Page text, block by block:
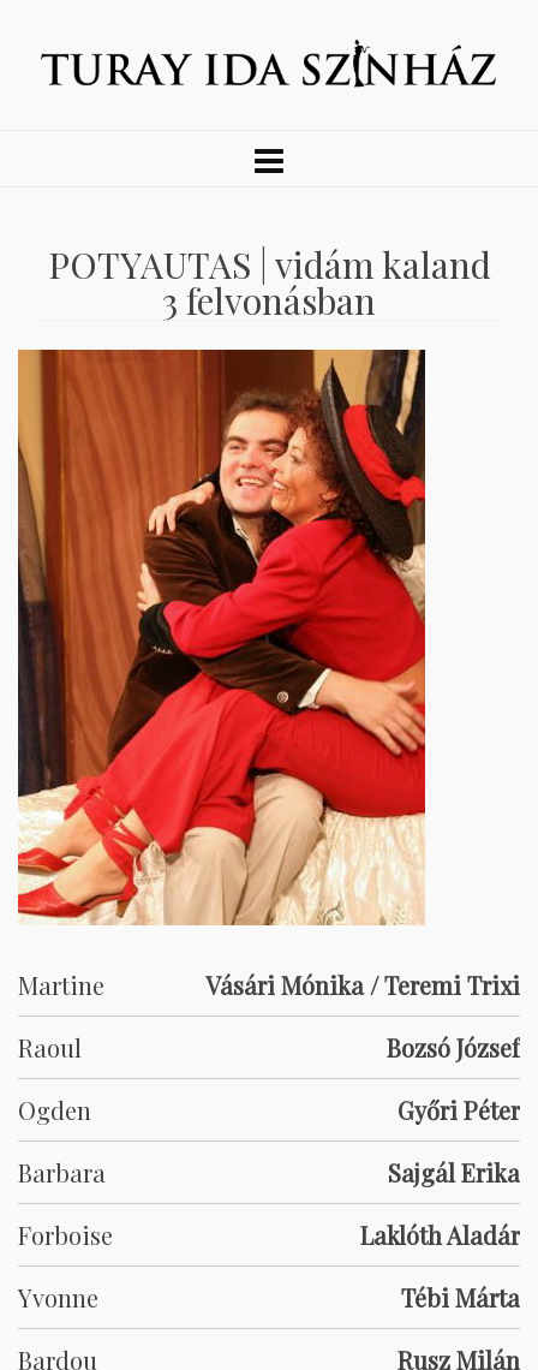
POTYAUTAS | vidám kaland
3 felvonásban
Martine
Vásári Mónika / Teremi Trixi
Raoul
Bozsó József
Ogden
Győri Péter
Barbara
Sajgál Erika
Forboise
Laklóth Aladár
Yvonne
Tébi Márta
Bardou
Rusz Milán